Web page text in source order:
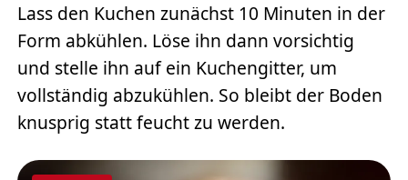
Lass den Kuchen zunächst 10 Minuten in der
Form abkühlen. Löse ihn dann vorsichtig
und stelle ihn auf ein Kuchengitter, um
vollständig abzukühlen. So bleibt der Boden
knusprig statt feucht zu werden.